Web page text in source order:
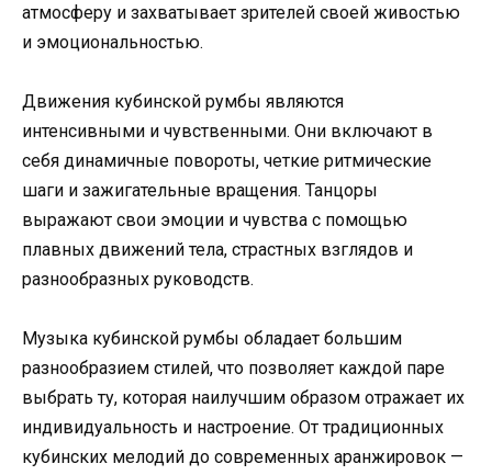
атмосферу и захватывает зрителей своей живостью
и эмоциональностью.
Движения кубинской румбы являются
интенсивными и чувственными. Они включают в
себя динамичные повороты, четкие ритмические
шаги и зажигательные вращения. Танцоры
выражают свои эмоции и чувства с помощью
плавных движений тела, страстных взглядов и
разнообразных руководств.
Музыка кубинской румбы обладает большим
разнообразием стилей, что позволяет каждой паре
выбрать ту, которая наилучшим образом отражает их
индивидуальность и настроение. От традиционных
кубинских мелодий до современных аранжировок —